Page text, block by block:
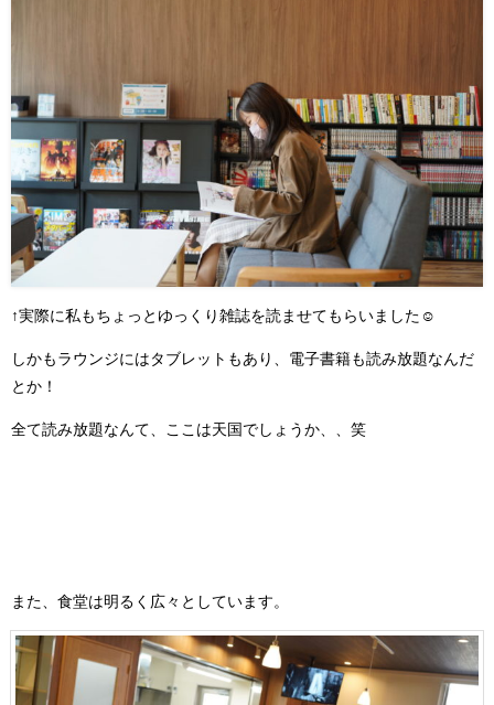
↑実際に私もちょっとゆっくり雑誌を読ませてもらいました☺
しかもラウンジにはタブレットもあり、電子書籍も読み放題なんだ
とか！
全て読み放題なんて、ここは天国でしょうか、、笑
また、食堂は明るく広々としています。